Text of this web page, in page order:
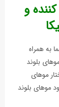
و
به همراه
بلوند
موهای
موهای بلوند